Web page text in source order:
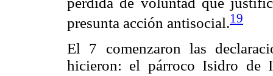
presunta acción antisocial.19
El 7 comenzaron las
hicieron: el párroco Isidro de